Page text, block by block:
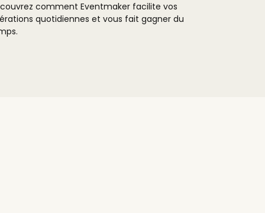
comment Eventmaker facilite vos
quotidiennes et vous fait gagner du